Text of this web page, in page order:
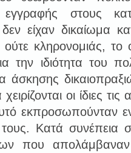
εγγραφής στους
είχαν δικαίωμα
κληρονομιάς, το
την ιδιότητα του
άσκησης
οι ίδιες
εκπροσωπούνταν
Κατά συνέπεια
που